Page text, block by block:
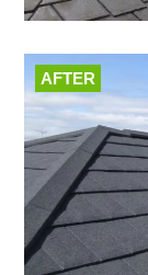
AFTER